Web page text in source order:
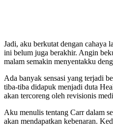
Jadi, aku berkutat dengan cahaya
ini belum juga berakhir. Angin
malam semakin menyentakku
Ada banyak sensasi yang terjadi
tiba-tiba didapuk menjadi duta
akan tercoreng oleh revisionis
Aku menulis tentang Carr dalam
akan mendapatkan kebenaran.